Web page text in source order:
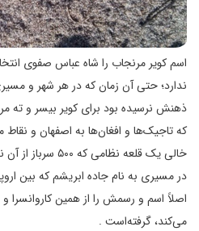
اسم کویر مرنجاب را شاه عباس صفوی
ندارد؛ حتی آن زمان که در هر شهر و
ذهنش نرسیده بود برای کویر بیسر و ته
که تاجیک‌ها و افغان‌ها به اصفهان و
خالی یک قلعه
در مسیری به نام جاده ابریشم که بین
اصلاً اسم و رسمش را از همین کاروانسرا
می‌کند، گرفته‌است .